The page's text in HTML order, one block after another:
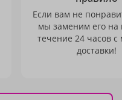
Если вам не
мы заменим его на
течение 24 часов с
доставки!